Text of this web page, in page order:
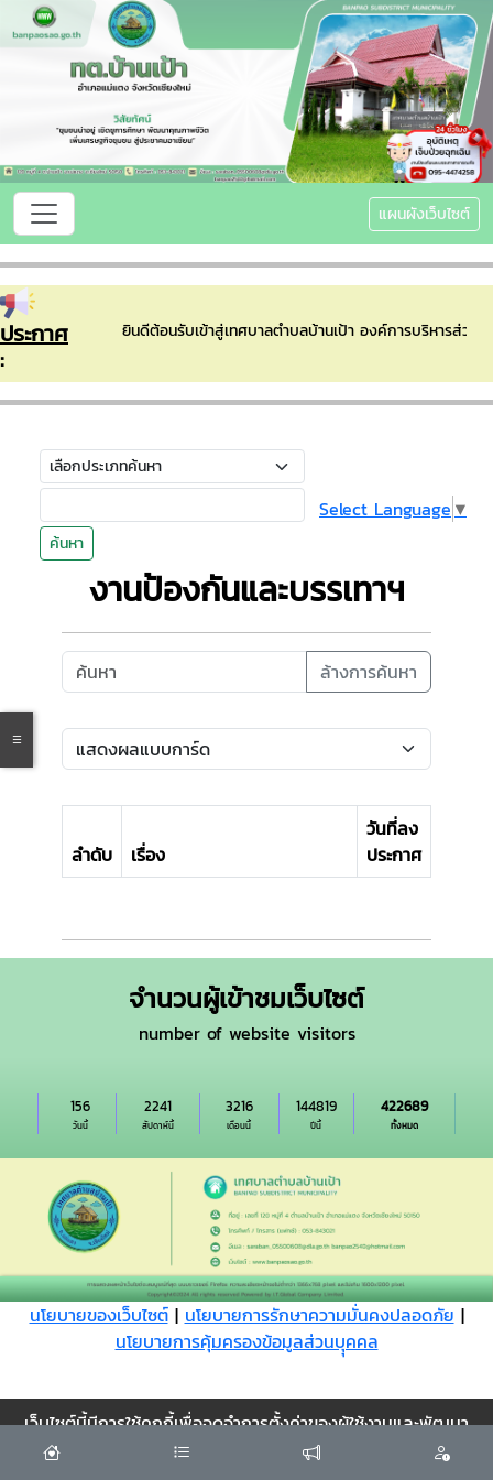
แผนผังเว็บไซต์
ประกาศ
:
ยินดีต้อนรับเข้าสู่เทศบาลตำบลบ้านเป้า องค์การบริหารส่ว
ค้นหา
Select Language ▼
งานป้องกันและบรรเทาฯ
ล้างการค้นหา
ลำดับ เรื่อง
วันที่ลง
ประกาศ
จำนวนผู้เข้าชมเว็บไซต์
number of website visitors
วันนี้
156
สัปดาห์นี้
2241
เดือนนี้
3216
ปีนี้
144819
ทั้งหมด
422689
นโยบายของเว็บไซต์| นโยบายการรักษาความมั่นคงปลอดภัย |
นโยบายการคุ้มครองข้อมูลส่วนบุุคคล
Cookie
เว็บไซต์นี้มีการใช้คุกกี้เพื่อจดจำการตั้งค่าของผู้ใช้งานและพัฒนา
ประสบการณ์การใช้งานของคุณให้ดียิ่งขึ้น